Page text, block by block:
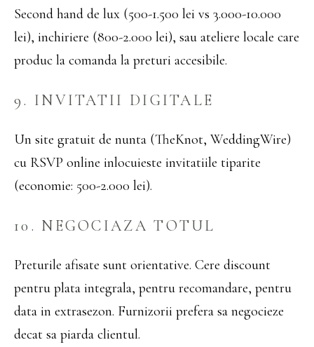
Second hand de lux (500-1.500 lei vs 3.000-10.000
lei), inchiriere (800-2.000 lei), sau ateliere locale care
produc la comanda la preturi accesibile.
9. INVITATII DIGITALE
Un site gratuit de nunta (TheKnot, WeddingWire)
cu RSVP online inlocuieste invitatiile tiparite
(economie: 500-2.000 lei).
10. NEGOCIAZA TOTUL
Preturile afisate sunt orientative. Cere discount
pentru plata integrala, pentru recomandare, pentru
data in extrasezon. Furnizorii prefera sa negocieze
decat sa piarda clientul.